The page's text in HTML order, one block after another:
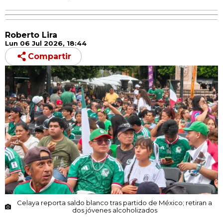
Roberto Lira
Lun 06 Jul 2026, 18:44
Compartir
Celaya reporta saldo blanco tras partido de México; retiran a
dos jóvenes alcoholizados